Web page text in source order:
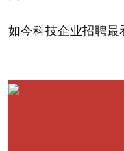
字眼，有点耐人寻味
影制片厂和电视台达
如今科技企业招聘最